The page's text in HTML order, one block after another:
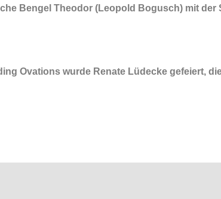
Bengel Theodor (Leopold Bogusch) mit der
Ovations wurde Renate Lüdecke gefeiert,